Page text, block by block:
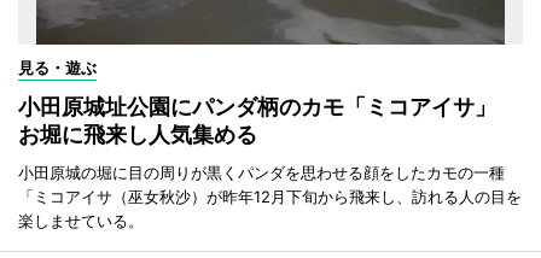
見る・遊ぶ
小田原城址公園にパンダ柄のカモ「ミコアイサ」
お堀に飛来し人気集める
小田原城の堀に目の周りが黒くパンダを思わせる顔をしたカモの一種
「ミコアイサ（巫女秋沙）が昨年12月下旬から飛来し、訪れる人の目を
楽しませている。